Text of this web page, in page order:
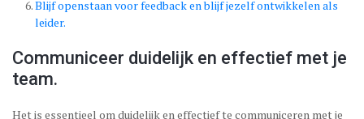
Blijf openstaan voor feedback en blijf jezelf ontwikkelen als
leider.
Communiceer duidelijk en effectief met je
team.
Het is essentieel om duidelijk en effectief te communiceren met je